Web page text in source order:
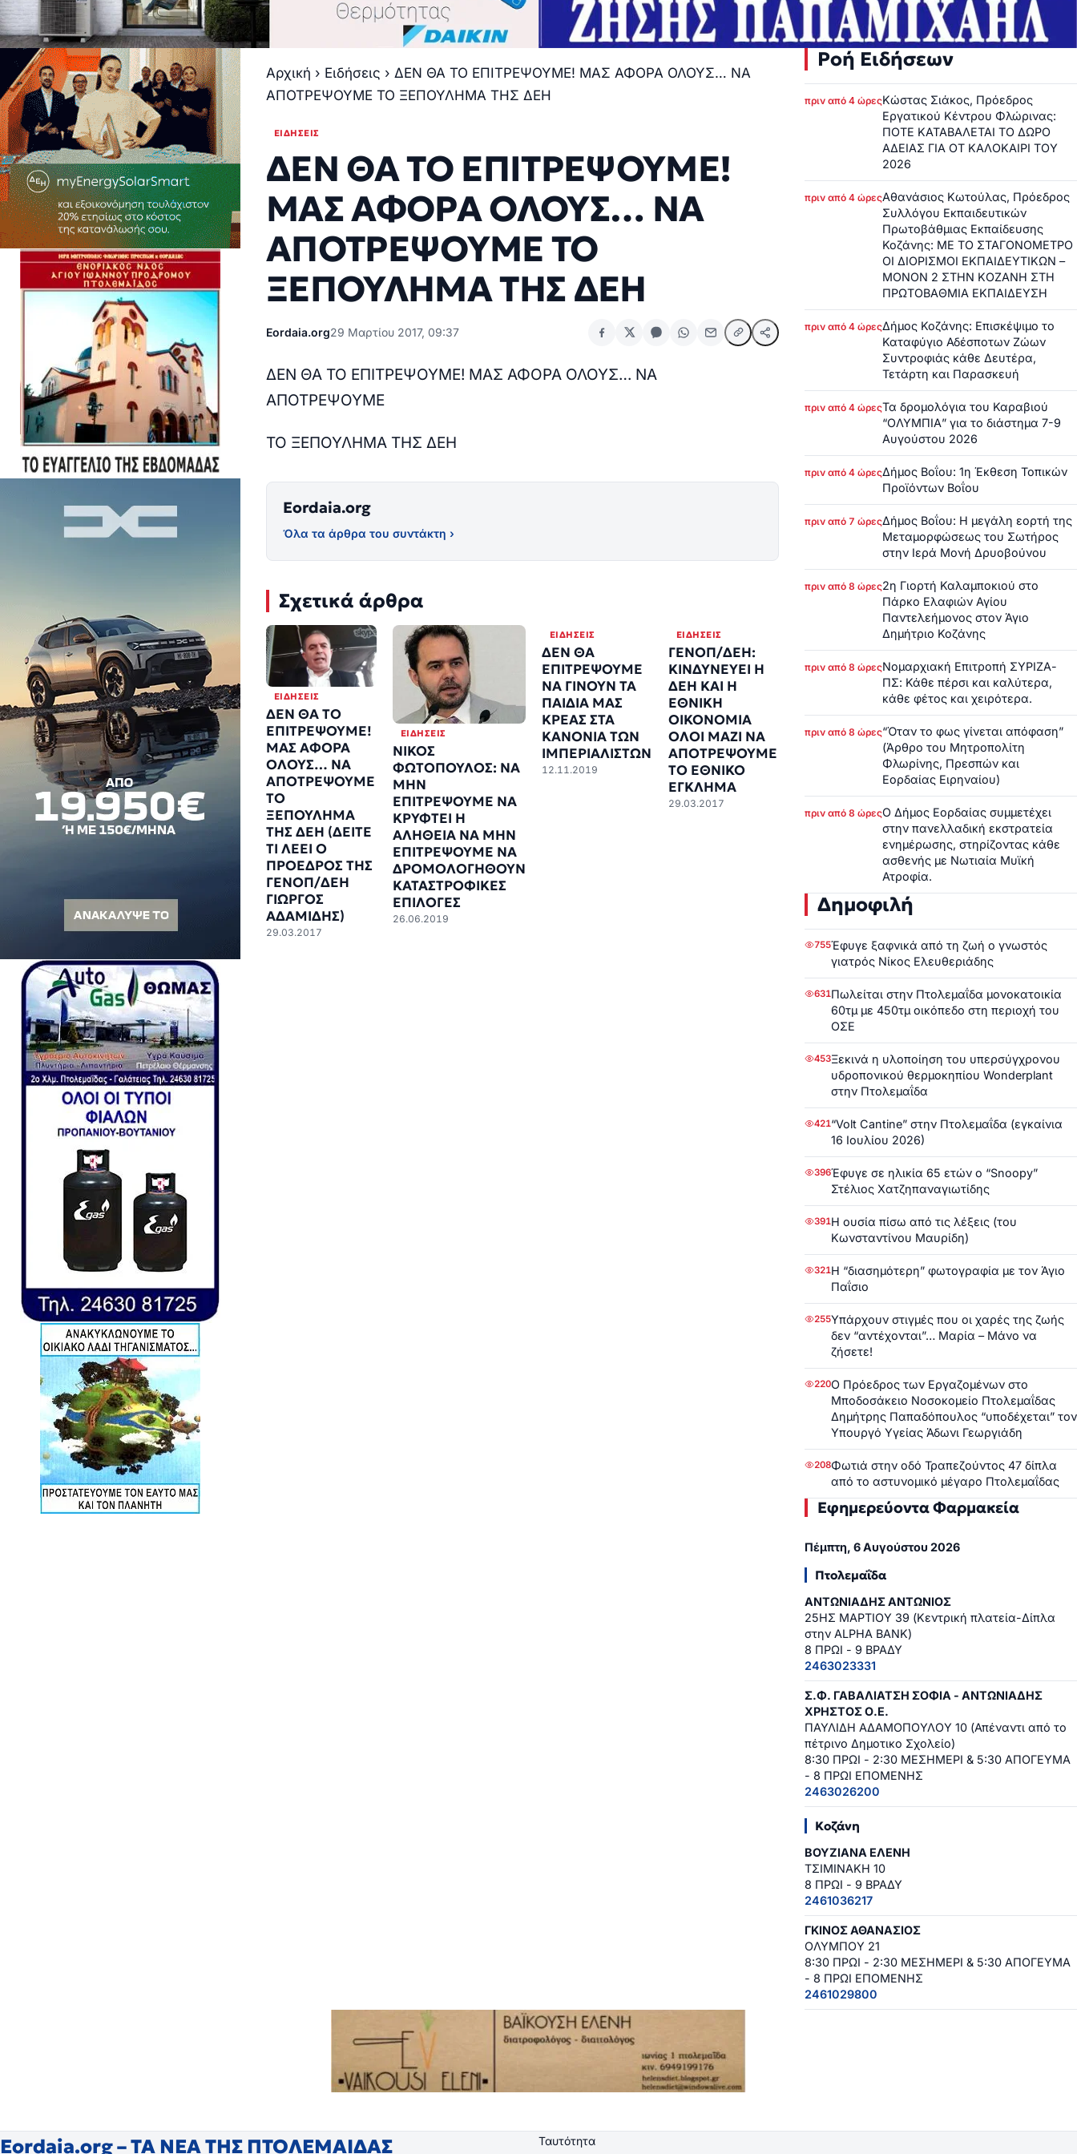
Αρχική › Ειδήσεις › ΔΕΝ ΘΑ ΤΟ ΕΠΙΤΡΕΨΟΥΜΕ! ΜΑΣ ΑΦΟΡΑ ΟΛΟΥΣ… ΝΑ
ΑΠΟΤΡΕΨΟΥΜΕ ΤΟ ΞΕΠΟΥΛΗΜΑ ΤΗΣ ΔΕΗ
ΕΙΔΉΣΕΙΣ
ΔΕΝ ΘΑ ΤΟ ΕΠΙΤΡΕΨΟΥΜΕ!
ΜΑΣ ΑΦΟΡΑ ΟΛΟΥΣ… ΝΑ
ΑΠΟΤΡΕΨΟΥΜΕ ΤΟ
ΞΕΠΟΥΛΗΜΑ ΤΗΣ ΔΕΗ
Eordaia.org29 Μαρτίου 2017, 09:37
ΔΕΝ ΘΑ ΤΟ ΕΠΙΤΡΕΨΟΥΜΕ! ΜΑΣ ΑΦΟΡΑ ΟΛΟΥΣ… ΝΑ
ΑΠΟΤΡΕΨΟΥΜΕ
ΤΟ ΞΕΠΟΥΛΗΜΑ ΤΗΣ ΔΕΗ
Eordaia.org
Όλα τα άρθρα του συντάκτη ›
Σχετικά άρθρα
ΕΙΔΉΣΕΙΣ
ΔΕΝ ΘΑ ΤΟ
ΕΠΙΤΡΕΨΟΥΜΕ!
ΜΑΣ ΑΦΟΡΑ
ΟΛΟΥΣ… ΝΑ
ΑΠΟΤΡΕΨΟΥΜΕ
ΤΟ
ΞΕΠΟΥΛΗΜΑ
ΤΗΣ ΔΕΗ (ΔΕΙΤΕ
ΤΙ ΛΕΕΙ Ο
ΠΡΟΕΔΡΟΣ ΤΗΣ
ΓΕΝΟΠ/ΔΕΗ
ΓΙΩΡΓΟΣ
ΑΔΑΜΙΔΗΣ)
29.03.2017
ΕΙΔΉΣΕΙΣ
ΝΙΚΟΣ
ΦΩΤΟΠΟΥΛΟΣ: ΝΑ
ΜΗΝ
ΕΠΙΤΡΕΨΟΥΜΕ ΝΑ
ΚΡΥΦΤΕΙ Η
ΑΛΗΘΕΙΑ ΝΑ ΜΗΝ
ΕΠΙΤΡΕΨΟΥΜΕ ΝΑ
ΔΡΟΜΟΛΟΓΗΘΟΥΝ
ΚΑΤΑΣΤΡΟΦΙΚΕΣ
ΕΠΙΛΟΓΕΣ
26.06.2019
ΕΙΔΉΣΕΙΣ
ΔΕΝ ΘΑ
ΕΠΙΤΡΕΨΟΥΜΕ
ΝΑ ΓΙΝΟΥΝ ΤΑ
ΠΑΙΔΙΑ ΜΑΣ
ΚΡΕΑΣ ΣΤΑ
ΚΑΝΟΝΙΑ ΤΩΝ
ΙΜΠΕΡΙΑΛΙΣΤΩΝ
12.11.2019
ΕΙΔΉΣΕΙΣ
ΓΕΝΟΠ/ΔΕΗ:
ΚΙΝΔΥΝΕΥΕΙ Η
ΔΕΗ ΚΑΙ Η
ΕΘΝΙΚΗ
ΟΙΚΟΝΟΜΙΑ
ΟΛΟΙ ΜΑΖΙ ΝΑ
ΑΠΟΤΡΕΨΟΥΜΕ
ΤΟ ΕΘΝΙΚΟ
ΕΓΚΛΗΜΑ
29.03.2017
Ροή Ειδήσεων
πριν από 4 ώρεςΚώστας Σιάκος, Πρόεδρος
Εργατικού Κέντρου Φλώρινας:
ΠΟΤΕ ΚΑΤΑΒΑΛΕΤΑΙ ΤΟ ΔΩΡΟ
ΑΔΕΙΑΣ ΓΙΑ ΟΤ ΚΑΛΟΚΑΙΡΙ ΤΟΥ
2026
πριν από 4 ώρεςΑθανάσιος Κωτούλας, Πρόεδρος
Συλλόγου Εκπαιδευτικών
Πρωτοβάθμιας Εκπαίδευσης
Κοζάνης: ΜΕ ΤΟ ΣΤΑΓΟΝΟΜΕΤΡΟ
ΟΙ ΔΙΟΡΙΣΜΟΙ ΕΚΠΑΙΔΕΥΤΙΚΩΝ –
ΜΟΝΟΝ 2 ΣΤΗΝ ΚΟΖΑΝΗ ΣΤΗ
ΠΡΩΤΟΒΑΘΜΙΑ ΕΚΠΑΙΔΕΥΣΗ
πριν από 4 ώρεςΔήμος Κοζάνης: Επισκέψιμο το
Καταφύγιο Αδέσποτων Ζώων
Συντροφιάς κάθε Δευτέρα,
Τετάρτη και Παρασκευή
πριν από 4 ώρεςΤα δρομολόγια του Καραβιού
“ΟΛΥΜΠΙΑ” για το διάστημα 7-9
Αυγούστου 2026
πριν από 4 ώρεςΔήμος Βοΐου: 1η Έκθεση Τοπικών
Προϊόντων Βοΐου
πριν από 7 ώρεςΔήμος Βοΐου: Η μεγάλη εορτή της
Μεταμορφώσεως του Σωτήρος
στην Ιερά Μονή Δρυοβούνου
πριν από 8 ώρες2η Γιορτή Καλαμποκιού στο
Πάρκο Ελαφιών Αγίου
Παντελεήμονος στον Άγιο
Δημήτριο Κοζάνης
πριν από 8 ώρεςΝομαρχιακή Επιτροπή ΣΥΡΙΖΑ-
ΠΣ: Κάθε πέρσι και καλύτερα,
κάθε φέτος και χειρότερα.
πριν από 8 ώρες“Όταν το φως γίνεται απόφαση”
(Άρθρο του Μητροπολίτη
Φλωρίνης, Πρεσπών και
Εορδαίας Ειρηναίου)
πριν από 8 ώρεςΟ Δήμος Εορδαίας συμμετέχει
στην πανελλαδική εκστρατεία
ενημέρωσης, στηρίζοντας κάθε
ασθενής με Νωτιαία Μυϊκή
Ατροφία.
Δημοφιλή
755Έφυγε ξαφνικά από τη ζωή ο γνωστός
γιατρός Νίκος Ελευθεριάδης
631Πωλείται στην Πτολεμαΐδα μονοκατοικία
60τμ με 450τμ οικόπεδο στη περιοχή του
ΟΣΕ
453Ξεκινά η υλοποίηση του υπερσύγχρονου
υδροπονικού θερμοκηπίου Wonderplant
στην Πτολεμαΐδα
421“Volt Cantine” στην Πτολεμαΐδα (εγκαίνια
16 Ιουλίου 2026)
396Έφυγε σε ηλικία 65 ετών ο “Snoopy”
Στέλιος Χατζηπαναγιωτίδης
391Η ουσία πίσω από τις λέξεις (του
Κωνσταντίνου Μαυρίδη)
321Η “διασημότερη” φωτογραφία με τον Άγιο
Παΐσιο
255Υπάρχουν στιγμές που οι χαρές της ζωής
δεν “αντέχονται”… Μαρία – Μάνο να
ζήσετε!
220Ο Πρόεδρος των Εργαζομένων στο
Μποδοσάκειο Νοσοκομείο Πτολεμαΐδας
Δημήτρης Παπαδόπουλος “υποδέχεται” τον
Υπουργό Υγείας Άδωνι Γεωργιάδη
208Φωτιά στην οδό Τραπεζούντος 47 δίπλα
από το αστυνομικό μέγαρο Πτολεμαΐδας
Εφημερεύοντα Φαρμακεία
Πέμπτη, 6 Αυγούστου 2026
Πτολεμαΐδα
ΑΝΤΩΝΙΑΔΗΣ ΑΝΤΩΝΙΟΣ
25ΗΣ ΜΑΡΤΙΟΥ 39 (Κεντρική πλατεία-Δίπλα
στην ALPHA BANK)
8 ΠΡΩΙ - 9 ΒΡΑΔΥ
2463023331
Σ.Φ. ΓΑΒΑΛΙΑΤΣΗ ΣΟΦΙΑ - ΑΝΤΩΝΙΑΔΗΣ
ΧΡΗΣΤΟΣ Ο.Ε.
ΠΑΥΛΙΔΗ ΑΔΑΜΟΠΟΥΛΟΥ 10 (Απέναντι από το
πέτρινο Δημοτικο Σχολείο)
8:30 ΠΡΩΙ - 2:30 ΜΕΣΗΜΕΡΙ & 5:30 ΑΠΟΓΕΥΜΑ
- 8 ΠΡΩΙ ΕΠΟΜΕΝΗΣ
2463026200
Κοζάνη
ΒΟΥΖΙΑΝΑ ΕΛΕΝΗ
ΤΣΙΜΙΝΑΚΗ 10
8 ΠΡΩΙ - 9 ΒΡΑΔΥ
2461036217
ΓΚΙΝΟΣ ΑΘΑΝΑΣΙΟΣ
ΟΛΥΜΠΟΥ 21
8:30 ΠΡΩΙ - 2:30 ΜΕΣΗΜΕΡΙ & 5:30 ΑΠΟΓΕΥΜΑ
- 8 ΠΡΩΙ ΕΠΟΜΕΝΗΣ
2461029800
Eordaia.org – ΤΑ ΝΕΑ ΤΗΣ ΠΤΟΛΕΜΑΙΔΑΣ Ταυτότητα